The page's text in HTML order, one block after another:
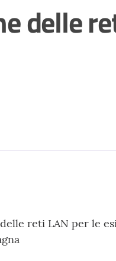
delle
reti LAN per le